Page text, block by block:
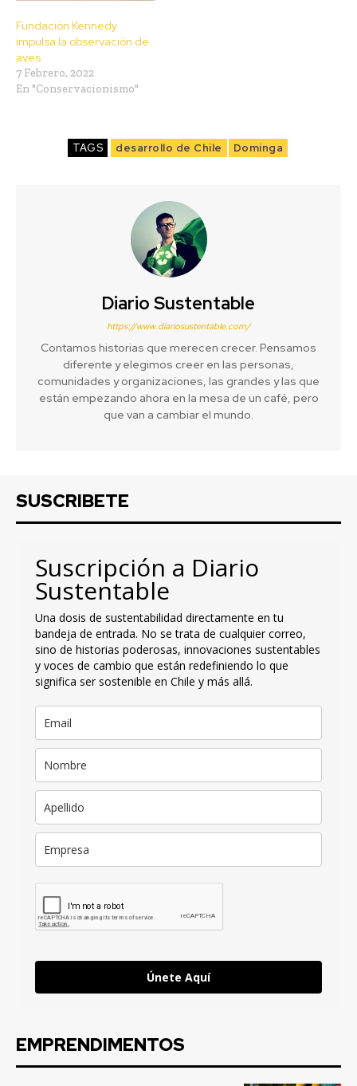
Fundación Kennedy
impulsa la observación de
aves
7 Febrero, 2022
En "Conservacionismo"
TAGS desarrollo de Chile Dominga
Diario Sustentable
https://www.diariosustentable.com/
Contamos historias que merecen crecer. Pensamos
diferente y elegimos creer en las personas,
comunidades y organizaciones, las grandes y las que
están empezando ahora en la mesa de un café, pero
que van a cambiar el mundo.
SUSCRIBETE
Suscripción a Diario
Sustentable
Una dosis de sustentabilidad directamente en tu
bandeja de entrada. No se trata de cualquier correo,
sino de historias poderosas, innovaciones sustentables
y voces de cambio que están redefiniendo lo que
significa ser sostenible en Chile y más allá.
Únete Aquí
EMPRENDIMENTOS